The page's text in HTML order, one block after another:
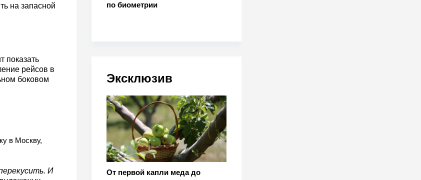
по биометрии
Эксклюзив
От первой капли меда до
на запасной
показать
рейсов в
боковом
в Москву,
И